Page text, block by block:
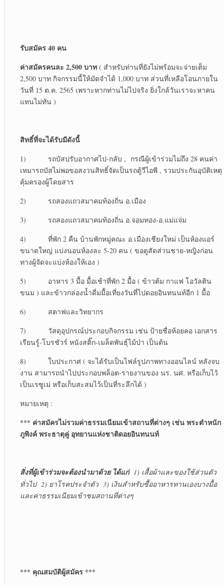
รับสมัคร 40 คน
ค่าสมัครคนละ 2,500 บาท( สำหรับท่านที่ยังไม่พร้อมจะจ่ายเต็ม
2,500 บาท กิจกรรมนี้ให้มัดจำได้ 1,000 บาท ส่วนที่เหลือโอนภายใน
วันที่ 15 ต.ค. 2565 เพราะหากท่านไม่ไปจริง ยิ่งใกล้วันเราจะหาคน
แทนไม่ทัน )
สิทธิ์ที่จะได้รับมีดังนี้
1) รถบัสปรับอากาศไป-กลับ , กรณีผู้เข้าร่วมไม่ถึง 28 คนค่า
เหมารถบัสไม่พอขอสงวนสิทธิ์จัดเป็นรถตู้วีไอพี , รวมประกันอุบัติเหตุ
คุ้มครองผู้โดยสาร
2) รถสองแถวสมาคมท้องถิ่น อ.เมือง
3) รถสองแถวสมาคมท้องถิ่น อ.จอมทอง-อ.แม่แจ่ม
4) ที่พัก 2 คืน บ้านพักหมู่คณะ อ.เมืองเชียงใหม่ เป็นห้องแอร์
ขนาดใหญ่ แบ่งนอนห้องละ 5-20 คน ( ขอดูสัดส่วนชาย-หญิงก่อน
ทางผู้จัดจะแบ่งห้องให้เอง )
5) อาหาร 3 มื้อ มื้อเช้าที่พัก 2 มื้อ ( ข้าวต้ม กาแฟ โอวัลติน
ขนม ) และข้าวกล่องน้ำดื่มมื้อเที่ยงวันที่ไปดอยอินทนนท์อีก 1 มื้อ
6) สตาฟและวิทยากร
7) วัสดุอุปกรณ์ประกอบกิจกรรม เช่น ป้ายชื่อห้อยคอ เอกสาร
เรียนรู้-โบรชัวร์ หนังสติ๊ก-เมล็ดพันธุ์ไม้ป่า เป็นต้น
8) ใบประกาศ ( จะได้รับเป็นไฟล์รูปภาพทางออนไลน์ หลังจบ
งาน สามารถนำไปประกอบพล็อต-รายงานของ นร. นศ. หรือเก็บไว้
เป็นเรซูเม่ หรือเก็บสะสมไว้เป็นที่ระลึกได้ )
หมายเหตุ :
*** ค่าสมัครไม่รวมค่าธรรมเนียมเข้าสถานที่ต่างๆ เช่น พระตำหนัก
ภูพิงค์ พระธาตุคู่ อุทยานแห่งชาติดอยอินทนนท์
สิ่งที่ผู้เข้าร่วมจะต้องนำมาด้วย ได้แก่1) เสื้อผ้าและของใช้ส่วนตัว
ทั่วไป 2) ยาโรคประจำตัว 3) เงินสำหรับซื้ออาหารทานเองบางมื้อ
และค่าธรรมเนียมเข้าชมสถานที่ต่างๆ
*** คุณสมบัติผู้สมัคร ***